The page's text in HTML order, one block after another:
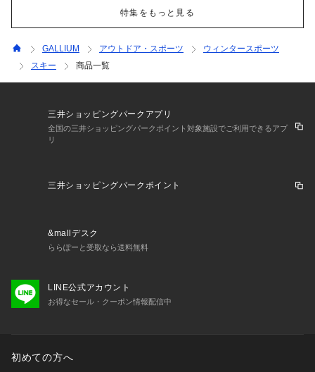
特集をもっと見る
GALLIUM アウトドア・スポーツ
ウィンタースポーツ
スキー
商品一覧
三井ショッピングパークアプリ
全国の三井ショッピングパークポイント対象施設でご利用できるアプ
リ
三井ショッピングパークポイント
&mallデスク
ららぽーと受取なら送料無料
LINE公式アカウント
お得なセール・クーポン情報配信中
初めての方へ